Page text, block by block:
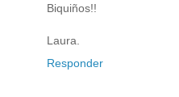
Biquiños!!
Laura.
Responder